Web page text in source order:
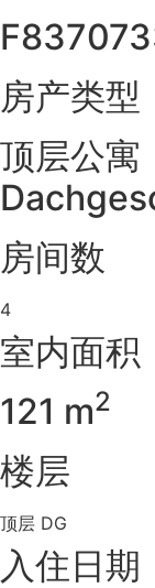
房产类型
顶层公寓
房间数
4
室内面积
121 m2
楼层
顶层 DG
入住日期